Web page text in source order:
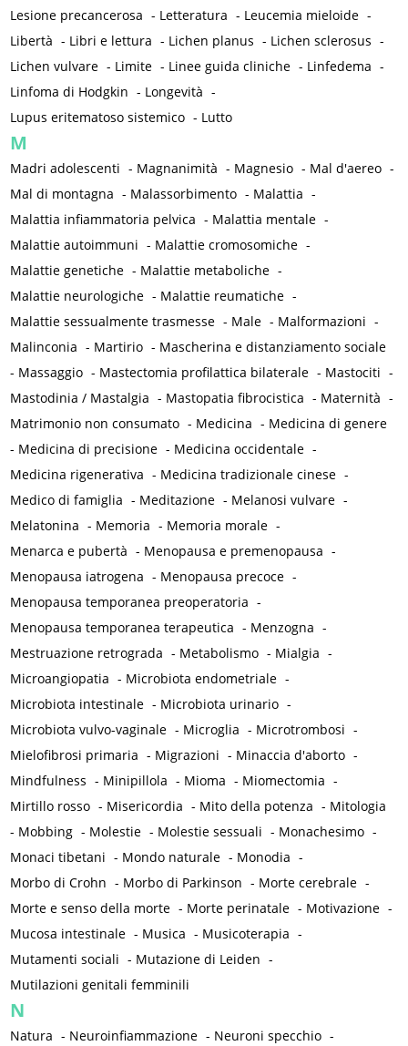
Lesione precancerosa - Letteratura - Leucemia mieloide -
Libertà - Libri e lettura - Lichen planus - Lichen sclerosus -
Lichen vulvare - Limite - Linee guida cliniche - Linfedema -
Linfoma di Hodgkin - Longevità -
Lupus eritematoso sistemico - Lutto
M
Madri adolescenti - Magnanimità - Magnesio - Mal d'aereo -
Mal di montagna - Malassorbimento - Malattia -
Malattia infiammatoria pelvica - Malattia mentale -
Malattie autoimmuni - Malattie cromosomiche -
Malattie genetiche - Malattie metaboliche -
Malattie neurologiche - Malattie reumatiche -
Malattie sessualmente trasmesse - Male - Malformazioni -
Malinconia - Martirio - Mascherina e distanziamento sociale
- Massaggio - Mastectomia profilattica bilaterale - Mastociti -
Mastodinia / Mastalgia - Mastopatia fibrocistica - Maternità -
Matrimonio non consumato - Medicina - Medicina di genere
- Medicina di precisione - Medicina occidentale -
Medicina rigenerativa - Medicina tradizionale cinese -
Medico di famiglia - Meditazione - Melanosi vulvare -
Melatonina - Memoria - Memoria morale -
Menarca e pubertà - Menopausa e premenopausa -
Menopausa iatrogena - Menopausa precoce -
Menopausa temporanea preoperatoria -
Menopausa temporanea terapeutica - Menzogna -
Mestruazione retrograda - Metabolismo - Mialgia -
Microangiopatia - Microbiota endometriale -
Microbiota intestinale - Microbiota urinario -
Microbiota vulvo-vaginale - Microglia - Microtrombosi -
Mielofibrosi primaria - Migrazioni - Minaccia d'aborto -
Mindfulness - Minipillola - Mioma - Miomectomia -
Mirtillo rosso - Misericordia - Mito della potenza - Mitologia
- Mobbing - Molestie - Molestie sessuali - Monachesimo -
Monaci tibetani - Mondo naturale - Monodia -
Morbo di Crohn - Morbo di Parkinson - Morte cerebrale -
Morte e senso della morte - Morte perinatale - Motivazione -
Mucosa intestinale - Musica - Musicoterapia -
Mutamenti sociali - Mutazione di Leiden -
Mutilazioni genitali femminili
N
Natura - Neuroinfiammazione - Neuroni specchio -